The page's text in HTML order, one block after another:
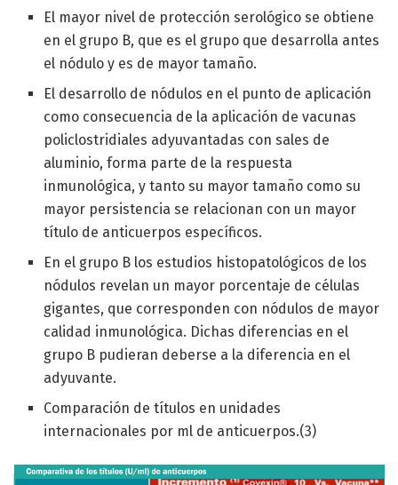
El mayor nivel de protección serológico se obtiene
en el grupo B, que es el grupo que desarrolla antes
el nódulo y es de mayor tamaño.
El desarrollo de nódulos en el punto de aplicación
como consecuencia de la aplicación de vacunas
policlostridiales adyuvantadas con sales de
aluminio, forma parte de la respuesta
inmunológica, y tanto su mayor tamaño como su
mayor persistencia se relacionan con un mayor
título de anticuerpos específicos.
En el grupo B los estudios histopatológicos de los
nódulos revelan un mayor porcentaje de células
gigantes, que corresponden con nódulos de mayor
calidad inmunológica. Dichas diferencias en el
grupo B pudieran deberse a la diferencia en el
adyuvante.
Comparación de títulos en unidades
internacionales por ml de anticuerpos.(3)